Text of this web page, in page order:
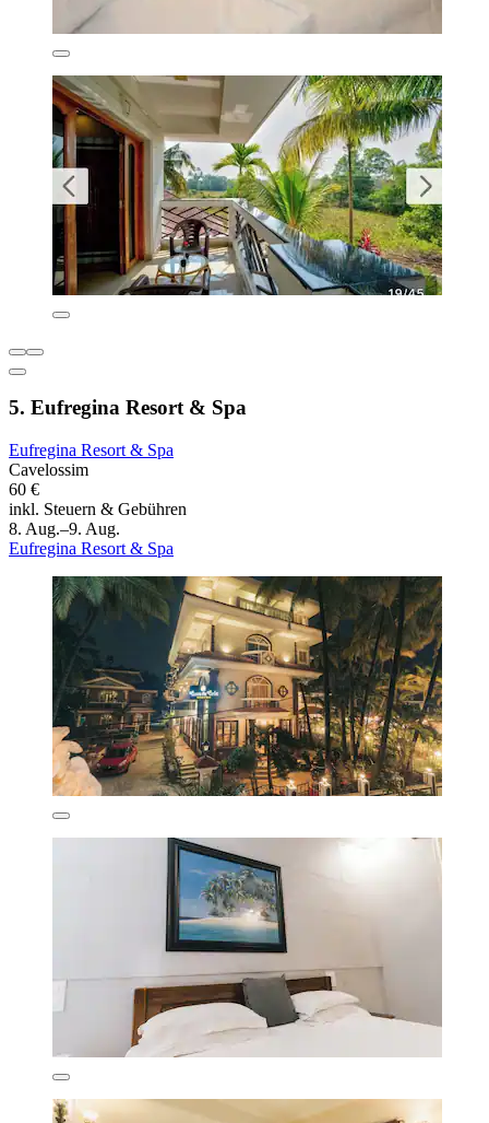
5. Eufregina Resort & Spa
Eufregina Resort & Spa
Cavelossim
60 €
inkl. Steuern & Gebühren
8. Aug.–9. Aug.
Eufregina Resort & Spa